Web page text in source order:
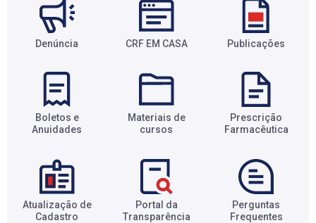
Denúncia CRF EM CASA Publicações
Boletos e
Anuidades​
Materiais de
cursos​
Prescrição
Farmacêutica​
Atualização de
Cadastro​
Portal da
Transparência​
Perguntas
Frequentes​